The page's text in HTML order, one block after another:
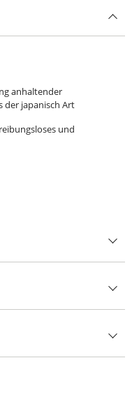
anhaltender
der japanisch Art
und